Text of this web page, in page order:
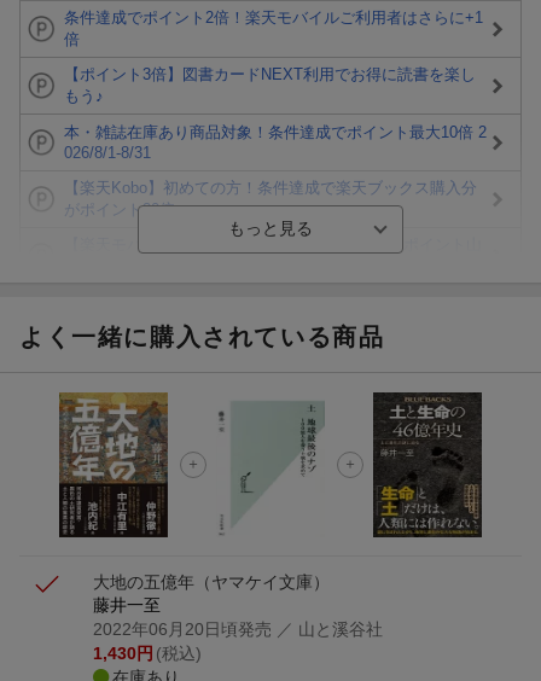
条件達成でポイント2倍！楽天モバイルご利用者はさらに+1
倍
【ポイント3倍】図書カードNEXT利用でお得に読書を楽し
もう♪
本・雑誌在庫あり商品対象！条件達成でポイント最大10倍 2
026/8/1-8/31
【楽天Kobo】初めての方！条件達成で楽天ブックス購入分
がポイント20倍
ト山分け
楽天モバイル紹介キャンペーンの拡散で300円OFFクーポン
進呈
条件達成で楽天限定・宝塚歌劇 宙組貸切公演ペアチケット
が当たる
よく一緒に購入されている商品
大地の五億年 （ヤマケイ文庫）
藤井一至
2022年06月20日頃発売 ／ 山と溪谷社
1,430円 (税込)
在庫あり